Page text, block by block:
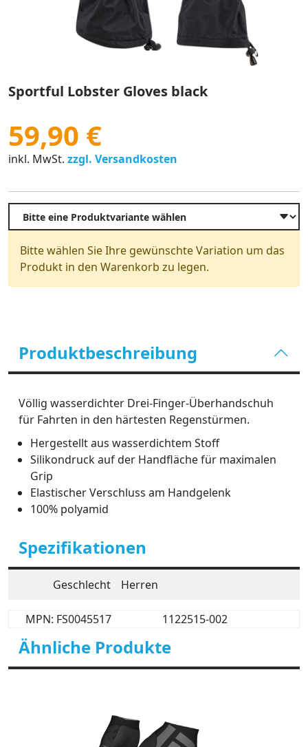
Sportful Lobster Gloves black
59,90 €
inkl. MwSt. zzgl. Versandkosten
Bitte wählen Sie Ihre gewünschte Variation um das
Produkt in den Warenkorb zu legen.
Produktbeschreibung
Völlig wasserdichter Drei-Finger-Überhandschuh
für Fahrten in den härtesten Regenstürmen.
Hergestellt aus wasserdichtem Stoff
Silikondruck auf der Handfläche für maximalen
Grip
Elastischer Verschluss am Handgelenk
100% polyamid
Spezifikationen
Geschlecht Herren
MPN: FS0045517 1122515-002
Ähnliche Produkte